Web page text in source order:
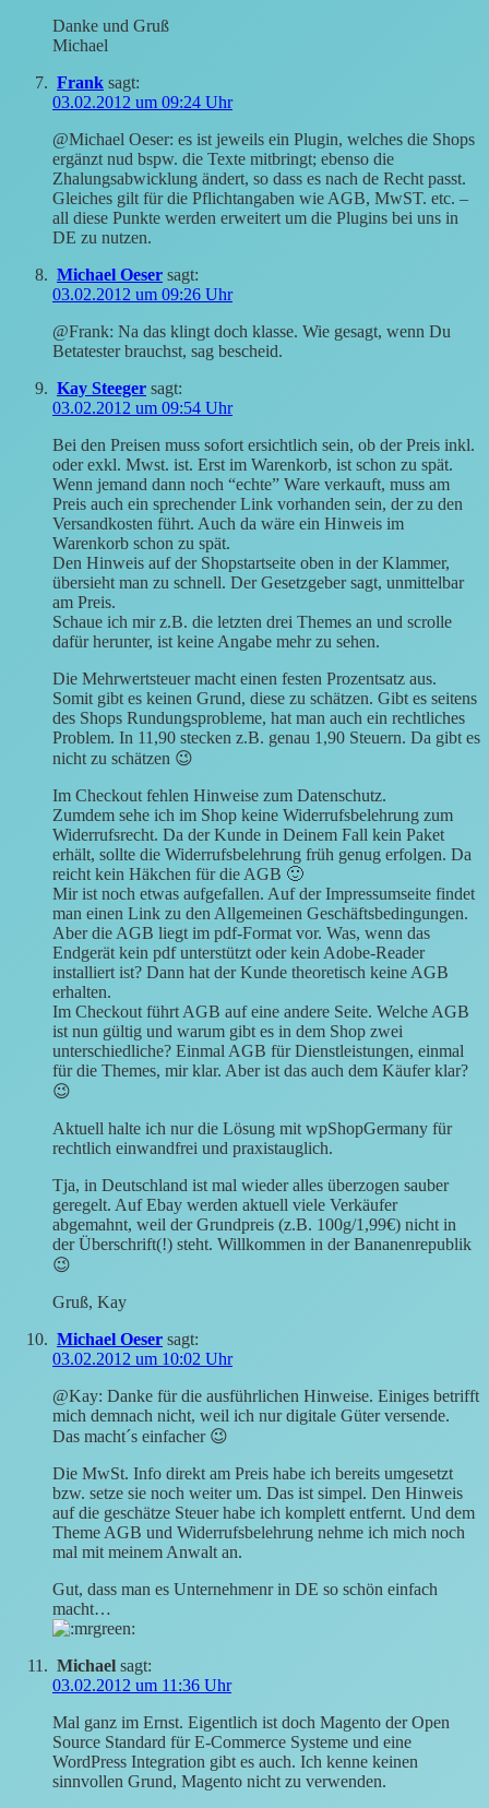
Danke und Gruß
Michael
Frank sagt:
03.02.2012 um 09:24 Uhr
@Michael Oeser: es ist jeweils ein Plugin, welches die Shops
ergänzt nud bspw. die Texte mitbringt; ebenso die
Zhalungsabwicklung ändert, so dass es nach de Recht passt.
Gleiches gilt für die Pflichtangaben wie AGB, MwST. etc. –
all diese Punkte werden erweitert um die Plugins bei uns in
DE zu nutzen.
Michael Oeser sagt:
03.02.2012 um 09:26 Uhr
@Frank: Na das klingt doch klasse. Wie gesagt, wenn Du
Betatester brauchst, sag bescheid.
Kay Steeger sagt:
03.02.2012 um 09:54 Uhr
Bei den Preisen muss sofort ersichtlich sein, ob der Preis inkl.
oder exkl. Mwst. ist. Erst im Warenkorb, ist schon zu spät.
Wenn jemand dann noch “echte” Ware verkauft, muss am
Preis auch ein sprechender Link vorhanden sein, der zu den
Versandkosten führt. Auch da wäre ein Hinweis im
Warenkorb schon zu spät.
Den Hinweis auf der Shopstartseite oben in der Klammer,
übersieht man zu schnell. Der Gesetzgeber sagt, unmittelbar
am Preis.
Schaue ich mir z.B. die letzten drei Themes an und scrolle
dafür herunter, ist keine Angabe mehr zu sehen.
Die Mehrwertsteuer macht einen festen Prozentsatz aus.
Somit gibt es keinen Grund, diese zu schätzen. Gibt es seitens
des Shops Rundungsprobleme, hat man auch ein rechtliches
Problem. In 11,90 stecken z.B. genau 1,90 Steuern. Da gibt es
nicht zu schätzen 😉
Im Checkout fehlen Hinweise zum Datenschutz.
Zumdem sehe ich im Shop keine Widerrufsbelehrung zum
Widerrufsrecht. Da der Kunde in Deinem Fall kein Paket
erhält, sollte die Widerrufsbelehrung früh genug erfolgen. Da
reicht kein Häkchen für die AGB 🙂
Mir ist noch etwas aufgefallen. Auf der Impressumseite findet
man einen Link zu den Allgemeinen Geschäftsbedingungen.
Aber die AGB liegt im pdf-Format vor. Was, wenn das
Endgerät kein pdf unterstützt oder kein Adobe-Reader
installiert ist? Dann hat der Kunde theoretisch keine AGB
erhalten.
Im Checkout führt AGB auf eine andere Seite. Welche AGB
ist nun gültig und warum gibt es in dem Shop zwei
unterschiedliche? Einmal AGB für Dienstleistungen, einmal
für die Themes, mir klar. Aber ist das auch dem Käufer klar?
😉
Aktuell halte ich nur die Lösung mit wpShopGermany für
rechtlich einwandfrei und praxistauglich.
Tja, in Deutschland ist mal wieder alles überzogen sauber
geregelt. Auf Ebay werden aktuell viele Verkäufer
abgemahnt, weil der Grundpreis (z.B. 100g/1,99€) nicht in
der Überschrift(!) steht. Willkommen in der Bananenrepublik
😉
Gruß, Kay
Michael Oeser sagt:
03.02.2012 um 10:02 Uhr
@Kay: Danke für die ausführlichen Hinweise. Einiges betrifft
mich demnach nicht, weil ich nur digitale Güter versende.
Das macht´s einfacher 😉
Die MwSt. Info direkt am Preis habe ich bereits umgesetzt
bzw. setze sie noch weiter um. Das ist simpel. Den Hinweis
auf die geschätze Steuer habe ich komplett entfernt. Und dem
Theme AGB und Widerrufsbelehrung nehme ich mich noch
mal mit meinem Anwalt an.
Gut, dass man es Unternehmenr in DE so schön einfach
macht…
Michael sagt:
03.02.2012 um 11:36 Uhr
Mal ganz im Ernst. Eigentlich ist doch Magento der Open
Source Standard für E-Commerce Systeme und eine
WordPress Integration gibt es auch. Ich kenne keinen
sinnvollen Grund, Magento nicht zu verwenden.